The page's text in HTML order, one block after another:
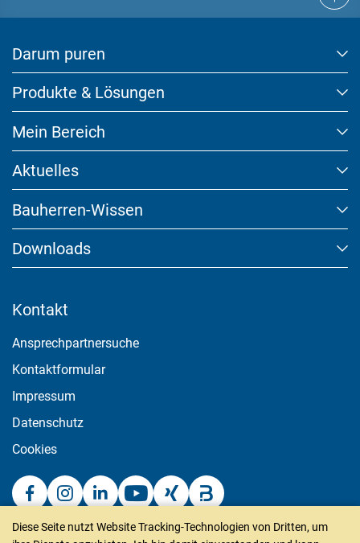
Darum puren
Kontakt
Ansprechpartnersuche
Kontaktformular
Impressum
Datenschutz
Cookies
Produkte & Lösungen
Mein Bereich
Aktuelles
Bauherren-Wissen
Downloads
Diese Seite nutzt Website Tracking-Technologien von Dritten, um